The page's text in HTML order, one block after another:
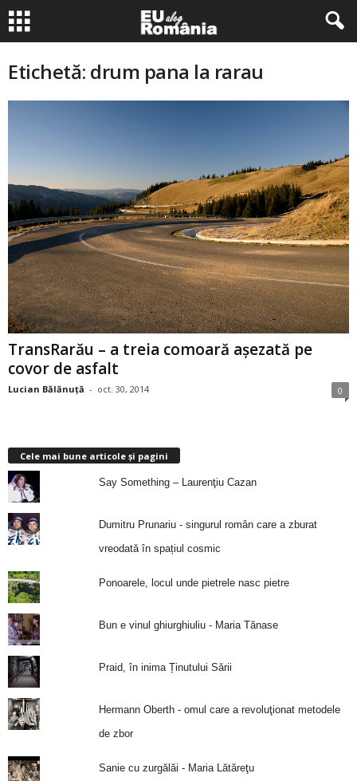
Etichetă: drum pana la rarau
TransRarău – a treia comoară aşezată pe
covor de asfalt
Lucian Bălănuţă - oct. 30, 2014 0
Cele mai bune articole și pagini
Say Something – Laurenţiu Cazan
Dumitru Prunariu - singurul român care a zburat
vreodată în spațiul cosmic
Ponoarele, locul unde pietrele nasc pietre
Bun e vinul ghiurghiuliu - Maria Tănase
Praid, în inima Ținutului Sării
Hermann Oberth - omul care a revoluţionat metodele
de zbor
Sanie cu zurgălăi - Maria Lătăreţu